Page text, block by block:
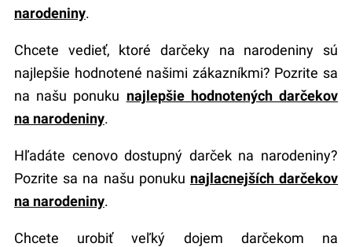
narodeniny.
Chcete vedieť, ktoré darčeky na narodeniny sú
najlepšie hodnotené našimi zákazníkmi? Pozrite sa
na našu ponuku najlepšie hodnotených darčekov
na narodeniny.
Hľadáte cenovo dostupný darček na narodeniny?
Pozrite sa na našu ponuku najlacnejších darčekov
na narodeniny.
Chcete urobiť veľký dojem darčekom na